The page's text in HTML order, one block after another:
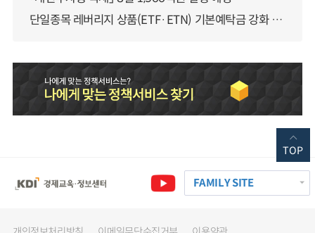
단일종목 레버리지 상품(ETF·ETN) 기본예탁금 강화 조기시행 방안 안내
FAMILY SITE
TOP